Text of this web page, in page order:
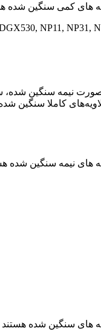
های کمی سنگین شده
کاملا سنگین
های نیمه سنگین شده
های سنگین شده هستند